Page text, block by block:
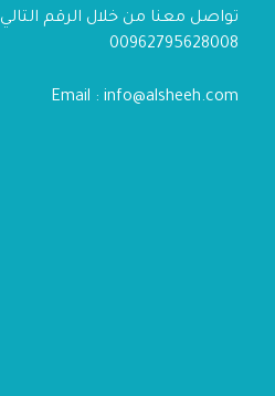
تواصل معنا من خلال الرقم التالي
00962795628008
Email : info@alsheeh.com